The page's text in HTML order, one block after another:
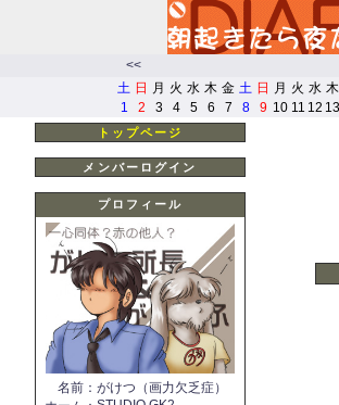
<<
土 日 月 火 水 木 金 土 日 月 火 水 木
1
2 3 4 5 6 7 8 9 10 11 12 13
トップページ
メンバーログイン
プロフィール
名前 ： がけつ（画力欠乏症）